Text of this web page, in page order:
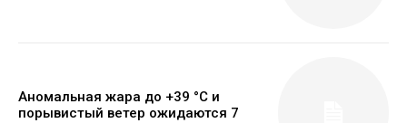
Аномальная жара до +39 °C и
порывистый ветер ожидаются 7